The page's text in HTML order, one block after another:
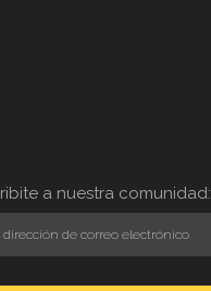
a nuestra comunidad: